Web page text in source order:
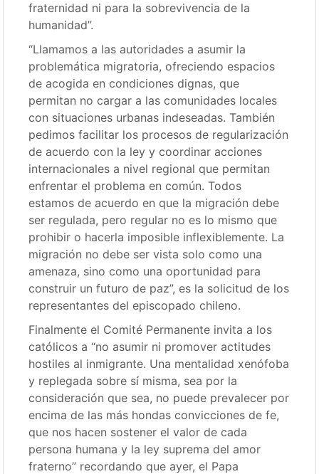
fraternidad ni para la sobrevivencia de la
humanidad”.
“Llamamos a las autoridades a asumir la
problemática migratoria, ofreciendo espacios
de acogida en condiciones dignas, que
permitan no cargar a las comunidades locales
con situaciones urbanas indeseadas. También
pedimos facilitar los procesos de regularización
de acuerdo con la ley y coordinar acciones
internacionales a nivel regional que permitan
enfrentar el problema en común. Todos
estamos de acuerdo en que la migración debe
ser regulada, pero regular no es lo mismo que
prohibir o hacerla imposible inflexiblemente. La
migración no debe ser vista solo como una
amenaza, sino como una oportunidad para
construir un futuro de paz”, es la solicitud de los
representantes del episcopado chileno.
Finalmente el Comité Permanente invita a los
católicos a “no asumir ni promover actitudes
hostiles al inmigrante. Una mentalidad xenófoba
y replegada sobre sí misma, sea por la
consideración que sea, no puede prevalecer por
encima de las más hondas convicciones de fe,
que nos hacen sostener el valor de cada
persona humana y la ley suprema del amor
fraterno” recordando que ayer, el Papa